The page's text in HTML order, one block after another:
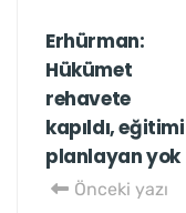
Erhürman:
Hükümet
rehavete
kapıldı, eğitimi
planlayan yok
Önceki yazı